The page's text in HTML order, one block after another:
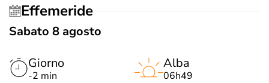
Effemeride
Sabato 8 agosto
Giorno
-2 min
Alba
06h49